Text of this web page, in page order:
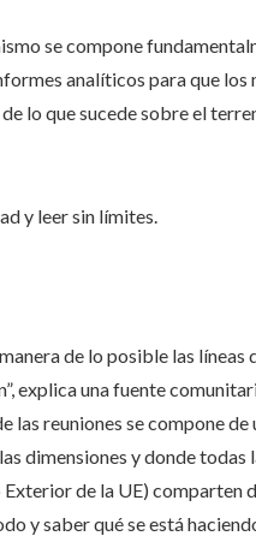
se compone
analíticos para que
lo que sucede sobre el
y leer sin límites.
de lo posible las
explica una fuente
las reuniones se compone
dimensiones y donde todas
de la UE) comparten
y saber qué se está